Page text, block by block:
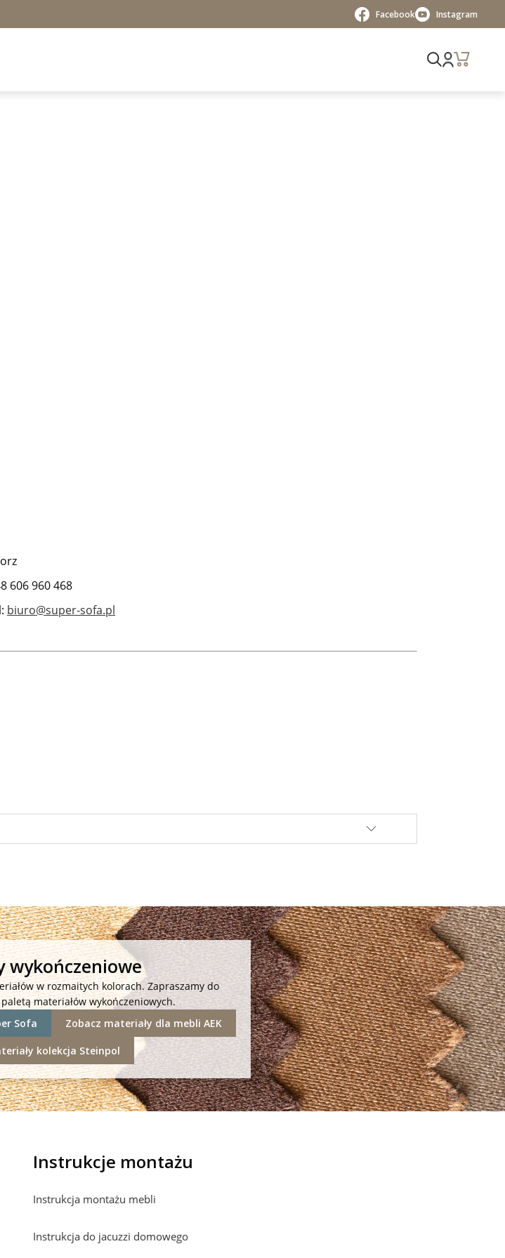
Facebook Instagram
606 960 468
biuro@super-sofa.pl
wykończeniowe
w rozmaitych kolorach. Zapraszamy do
materiałów wykończeniowych.
Sofa
Zobacz materiały dla mebli AEK
kolekcja Steinpol
Instrukcje montażu
Instrukcja montażu mebli
Instrukcja do jacuzzi domowego